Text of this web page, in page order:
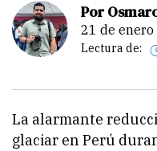
Por
21 de
Lectura de:
La alarmante
glaciar en Perú